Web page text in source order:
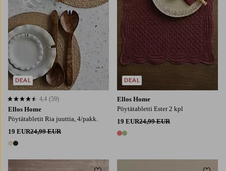
Ellos Home
Pöytätabletit Ria juuttia, 4/pakk.
19 EUR24,99 EUR
2 värejä
4,4 perustuen 59 arvosanaan
4,4 (59)
DEAL
Ellos Home
Pöytätabletti Ester 2 kpl
19 EUR24,99 EUR
2 värejä
DEAL